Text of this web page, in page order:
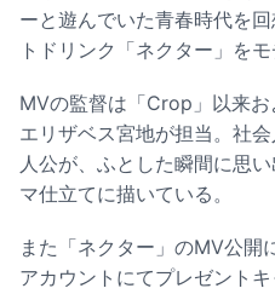
ーと遊んでいた青春時代を
トドリンク「ネクター」を
MVの監督は「Crop」以来
エリザベス宮地が担当。社
人公が、ふとした瞬間に思
マ仕立てに描いている。
また「ネクター」のMV公開
アカウントにてプレゼント